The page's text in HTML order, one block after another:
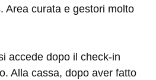
Area curata e gestori molto
accede dopo il check-in
Alla cassa, dopo aver fatto